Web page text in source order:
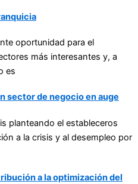
oportunidad para el
más interesantes y, a
es
sector de negocio en auge
planteando el estableceros
a la crisis y al desempleo por
a la optimización del